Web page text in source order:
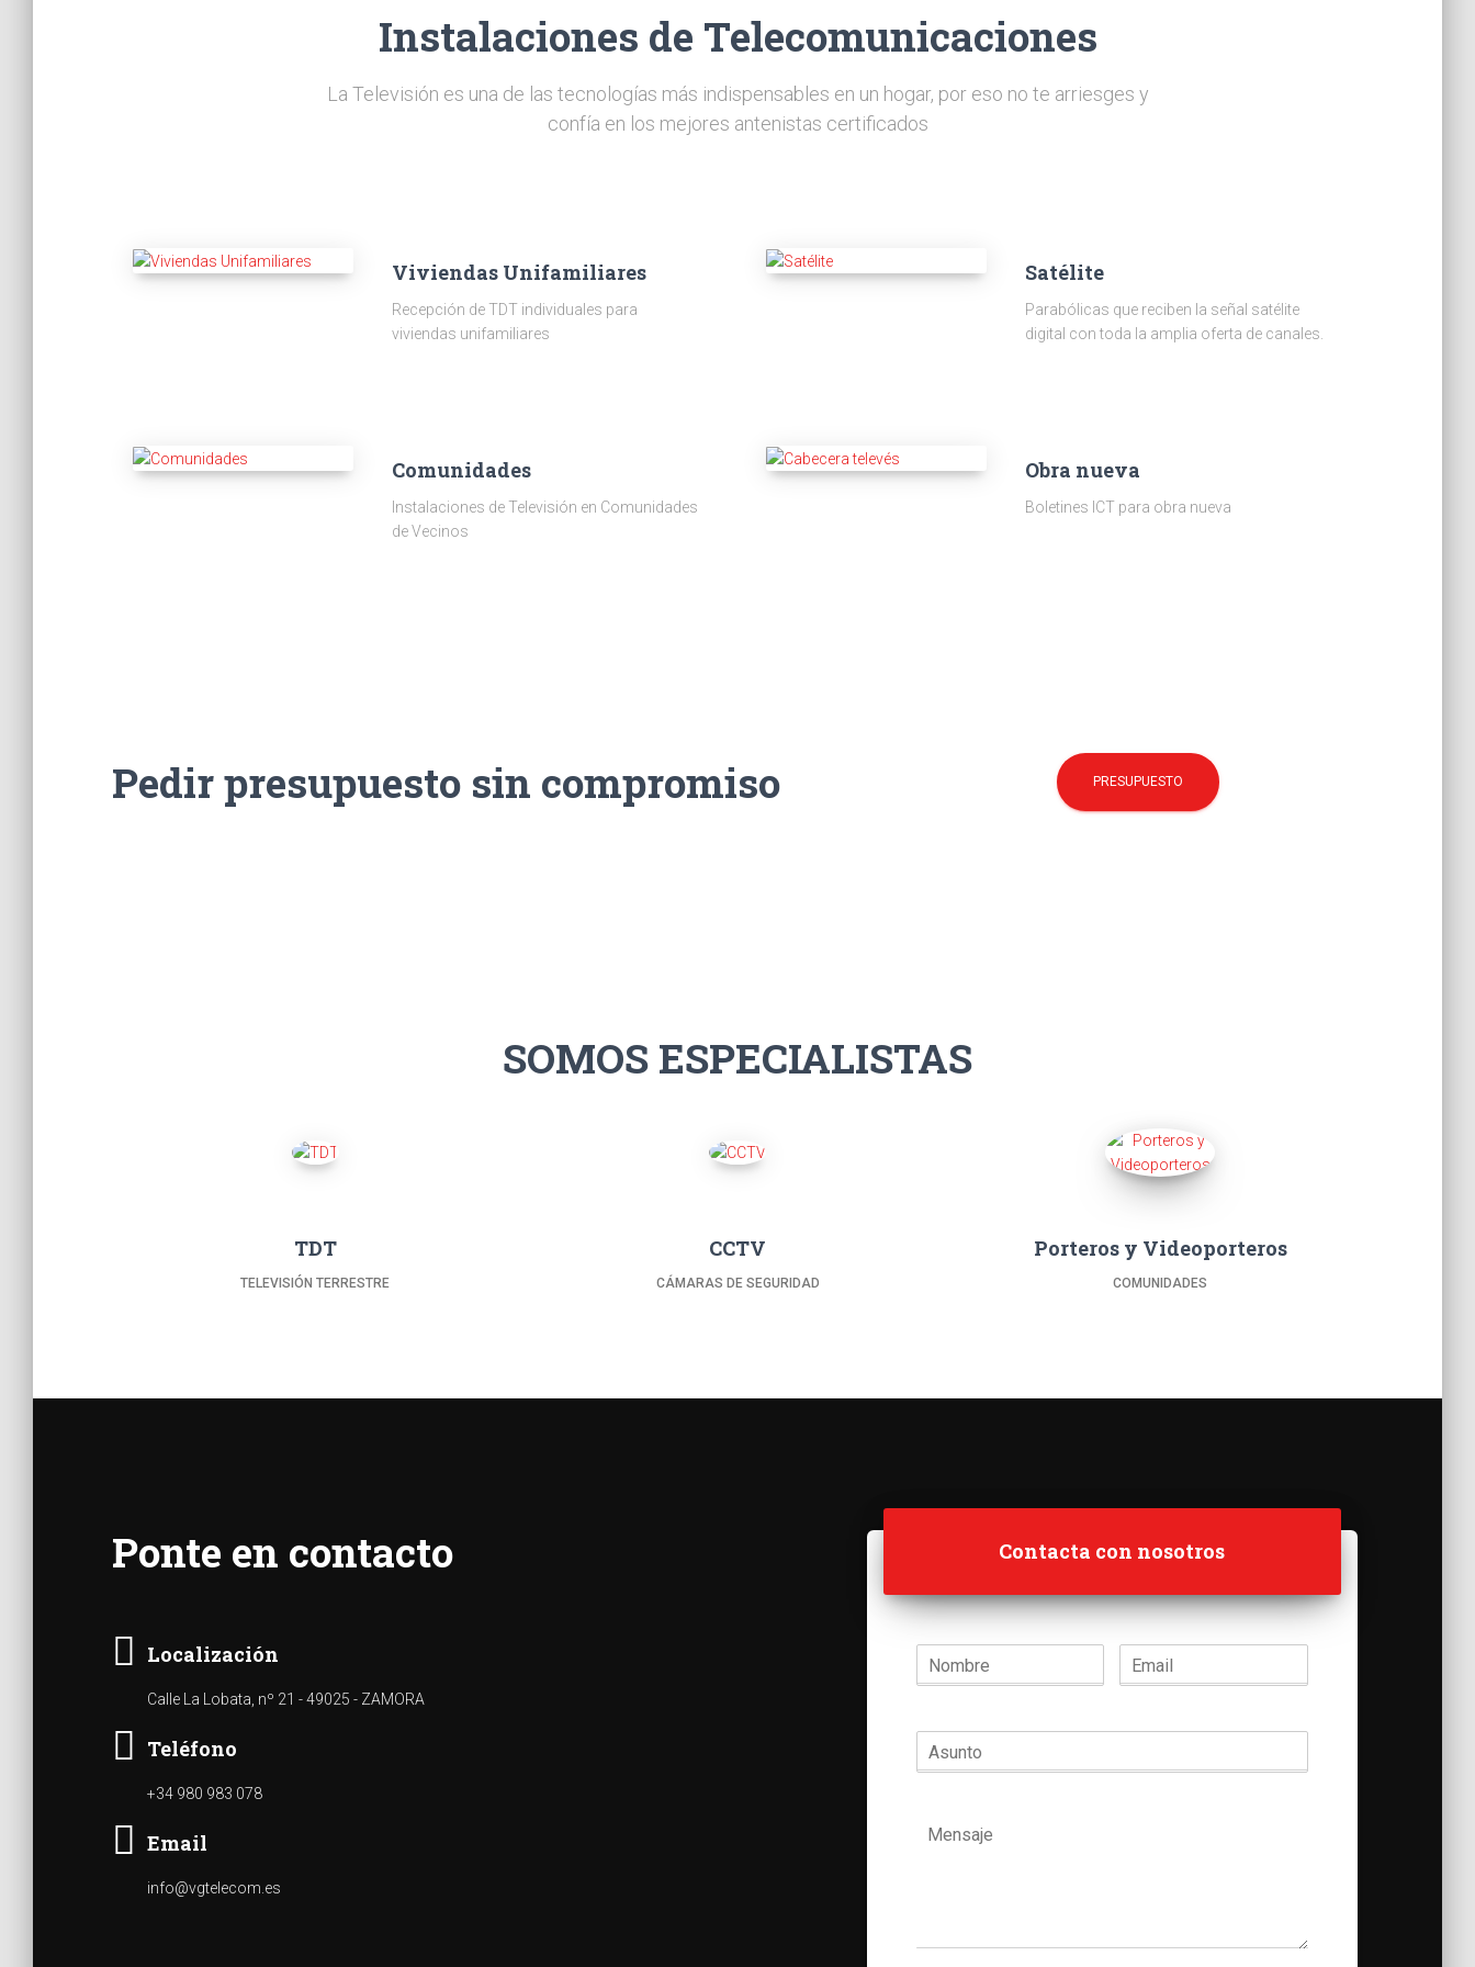
Instalaciones de Telecomunicaciones
La Televisión es una de las tecnologías más indispensables en un hogar, por eso no te arriesges y
confía en los mejores antenistas certificados
Viviendas Unifamiliares
Recepción de TDT individuales para
viviendas unifamiliares
Satélite
Parabólicas que reciben la señal satélite
digital con toda la amplia oferta de canales.
Comunidades
Instalaciones de Televisión en Comunidades
de Vecinos
Obra nueva
Boletines ICT para obra nueva
Pedir presupuesto sin compromiso PRESUPUESTO
SOMOS ESPECIALISTAS
TDT
TELEVISIÓN TERRESTRE
CCTV
CÁMARAS DE SEGURIDAD
Porteros y Videoporteros
COMUNIDADES
Ponte en contacto
Localización
Calle La Lobata, nº 21 - 49025 - ZAMORA
Teléfono
+34 980 983 078
Email
info@vgtelecom.es
Contacta con nosotros